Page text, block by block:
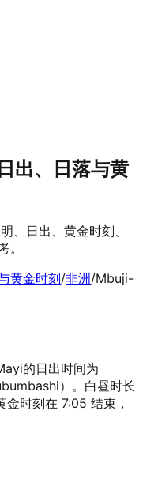
出、日落与黄
、日出、黄金时刻、
。
黄金时刻/非洲/Mbuji-
的日出时间为
）。白昼时长
时刻在 7:05 结束，